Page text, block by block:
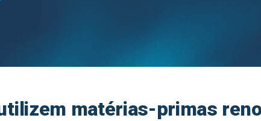
matérias-primas